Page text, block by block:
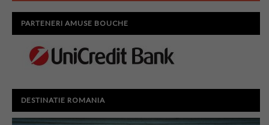
PARTENERI AMUSE BOUCHE
DESTINATIE ROMANIA